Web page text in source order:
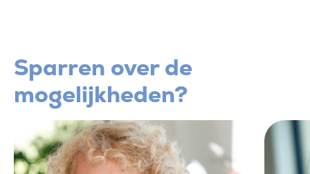
Sparren over de
mogelijkheden?